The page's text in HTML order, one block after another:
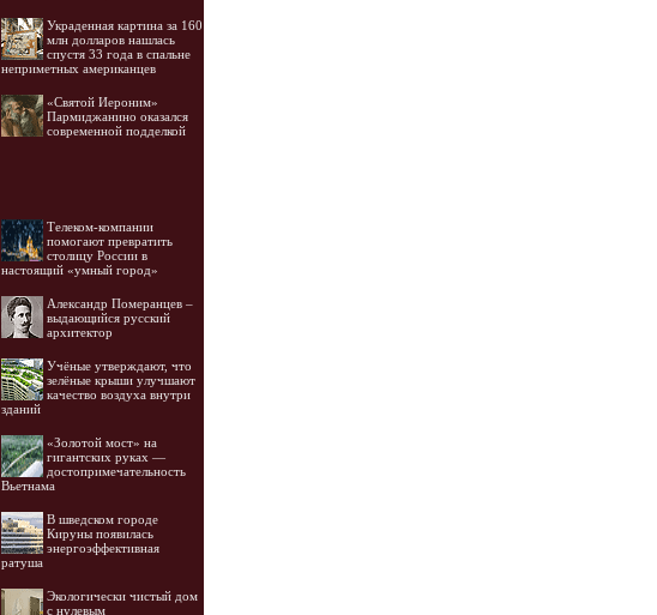
Украденная картина за 160
млн долларов нашлась
спустя 33 года в спальне
неприметных американцев
«Святой Иероним»
Пармиджанино оказался
современной подделкой
Телеком-компании
помогают превратить
столицу России в
настоящий «умный город»
Александр Померанцев –
выдающийся русский
архитектор
Учёные утверждают, что
зелёные крыши улучшают
качество воздуха внутри
зданий
«Золотой мост» на
гигантских руках —
достопримечательность
Вьетнама
В шведском городе
Кируны появилась
энергоэффективная
ратуша
Экологически чистый дом
с нулевым